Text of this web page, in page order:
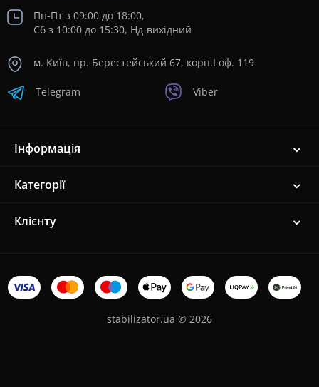
Пн-Пт з 09:00 до 18:00,
Сб з 10:00 до 15:30, Нд-вихідний
м. Київ, пр. Берестейський 67, корп.I оф. 119
Telegram Viber
Інформація
Категорії
Клієнту
stabilizator.ua © 2026